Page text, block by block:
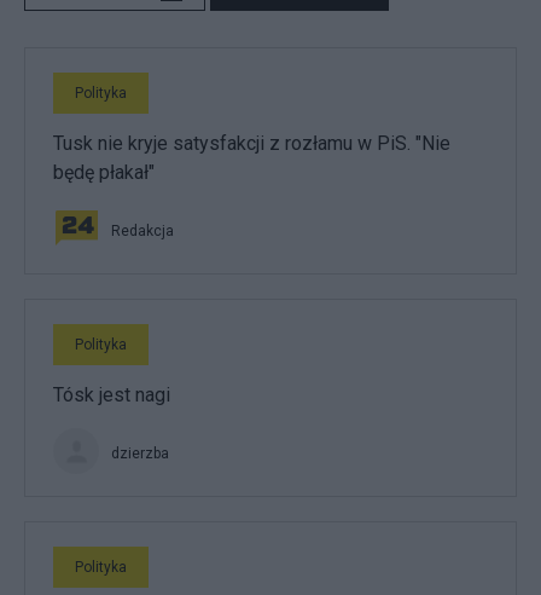
Polityka
Tusk nie kryje satysfakcji z rozłamu w PiS. "Nie
będę płakał"
Redakcja
Polityka
Tósk jest nagi
dzierzba
Polityka